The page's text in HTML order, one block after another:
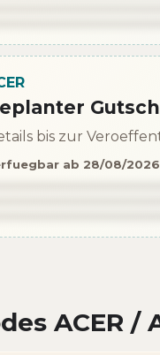
bis zur
ab 28/08/2026
ACER /